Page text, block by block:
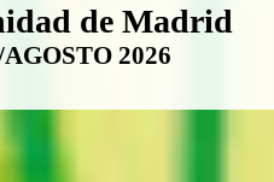
Comunidad de
de Madrid
2026